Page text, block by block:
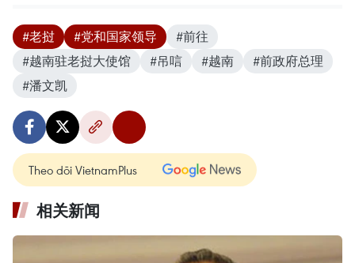
#老挝 #党和国家领导
#前往
#越南驻老挝大使馆
#吊唁 #越南
#前政府总理
#潘文凯
Theo dõi VietnamPlus
相关新闻